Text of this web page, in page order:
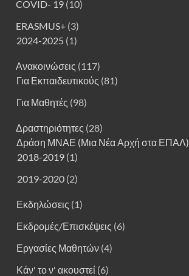
COVID- 19 (10)
ERASMUS+ (3)
2024-2025 (1)
Ανακοινώσεις (117)
Για Εκπαιδευτικούς (81)
Για Μαθητές (98)
Δραστηριότητες (28)
Δράση ΜΝΑΕ (Μια Νέα Αρχή στα ΕΠΑΛ)
2018-2019 (1)
2019-2020 (2)
Εκδηλώσεις (1)
Εκδρομές/Επισκέψεις (6)
Εργασίες Μαθητών (4)
Κάν' το ν' ακουστεί (6)